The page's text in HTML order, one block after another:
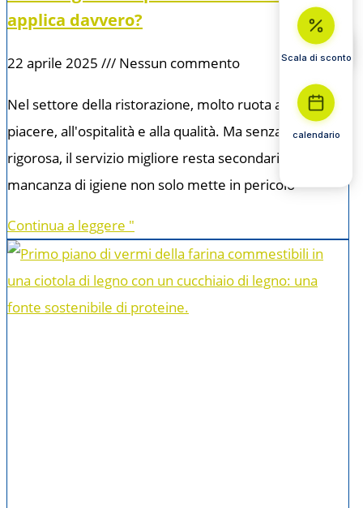
applica davvero?
22 aprile 2025 Nessun commento
Nel settore della ristorazione, molto ruota attorno al
piacere, all'ospitalità e alla qualità. Ma senza un'igiene
rigorosa, il servizio migliore resta secondario. La
mancanza di igiene non solo mette in pericolo
Continua a leggere "
Scala di sconto
calendario